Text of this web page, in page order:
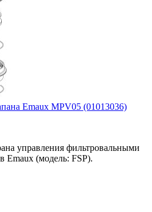
Emaux MPV05 (01013036)
управления фильтровальными
Emaux (модель: FSP).